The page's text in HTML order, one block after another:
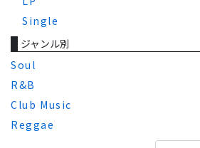
Single
ジャンル別
Soul
R&B
Club Music
Reggae